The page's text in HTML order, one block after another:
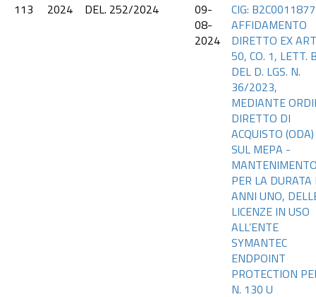
113
2024 DEL. 252/2024
09-
08-
2024
CIG:
AFFIDAMENTO
DIRETTO EX
50, CO. 1, LETT.
DEL D. LGS. N.
36/2023,
MEDIANTE
DIRETTO DI
ACQUISTO (ODA)
SUL MEPA -
PER LA DURATA
ANNI UNO,
LICENZE IN USO
ALL’ENTE
SYMANTEC
ENDPOINT
PROTECTION
N. 130 U